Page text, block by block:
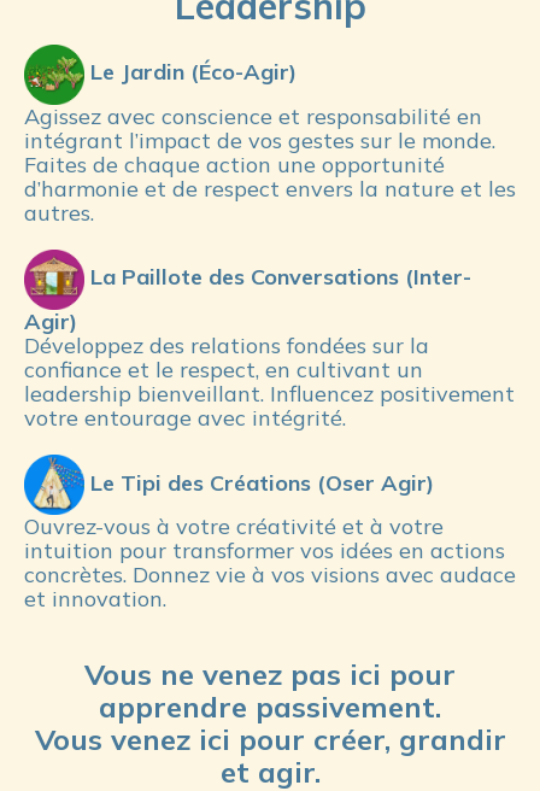
Le Jardin (Éco-Agir)
Agissez avec conscience et responsabilité en
intégrant l’impact de vos gestes sur le monde.
Faites de chaque action une opportunité
d’harmonie et de respect envers la nature et les
autres.
La Paillote des Conversations (Inter-
Agir)
Développez des relations fondées sur la
confiance et le respect, en cultivant un
leadership bienveillant. Influencez positivement
votre entourage avec intégrité.
Le Tipi des Créations (Oser Agir)
Ouvrez-vous à votre créativité et à votre
intuition pour transformer vos idées en actions
concrètes. Donnez vie à vos visions avec audace
et innovation.
Vous ne venez pas ici pour
apprendre passivement.
Vous venez ici pour créer, grandir
et agir.